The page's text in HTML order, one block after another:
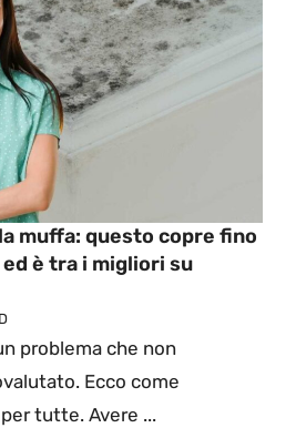
muffa: questo copre fino
è tra i migliori su
problema che non
Ecco come
tutte. Avere ...